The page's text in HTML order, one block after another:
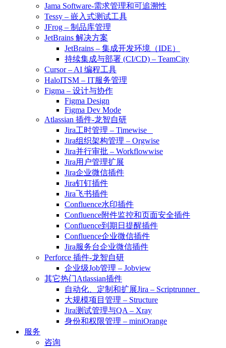
Jama Software-需求管理和可追溯性
Tessy – 嵌入式测试工具
JFrog – 制品库管理
JetBrains 解决方案
JetBrains – 集成开发环境（IDE）
持续集成与部署 (CI/CD) – TeamCity
Cursor – AI 编程工具
HaloITSM – IT服务管理
Figma – 设计与协作
Figma Design
Figma Dev Mode
Atlassian 插件-龙智自研
Jira工时管理 – Timewise
Jira组织架构管理 – Orgwise
Jira并行审批 – Workflowwise
Jira用户管理扩展
Jira企业微信插件
Jira钉钉插件
Jira飞书插件
Confluence水印插件
Confluence附件监控和页面安全插件
Confluence到期日提醒插件
Confluence企业微信插件
Jira服务台企业微信插件
Perforce 插件-龙智自研
企业级Job管理 – Jobview
其它热门Atlassian插件
自动化、定制和扩展Jira – Scriptrunner
大规模项目管理 – Structure
Jira测试管理与QA – Xray
身份和权限管理 – miniOrange
服务
咨询